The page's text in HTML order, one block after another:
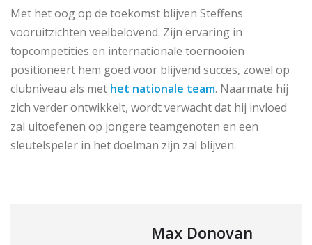
Met het oog op de toekomst blijven Steffens
vooruitzichten veelbelovend. Zijn ervaring in
topcompetities en internationale toernooien
positioneert hem goed voor blijvend succes, zowel op
clubniveau als met het nationale team. Naarmate hij
zich verder ontwikkelt, wordt verwacht dat hij invloed
zal uitoefenen op jongere teamgenoten en een
sleutelspeler in het doelman zijn zal blijven.
Max Donovan